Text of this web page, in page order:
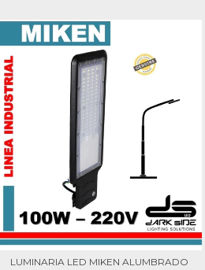
LUMINARIA LED MIKEN ALUMBRADO